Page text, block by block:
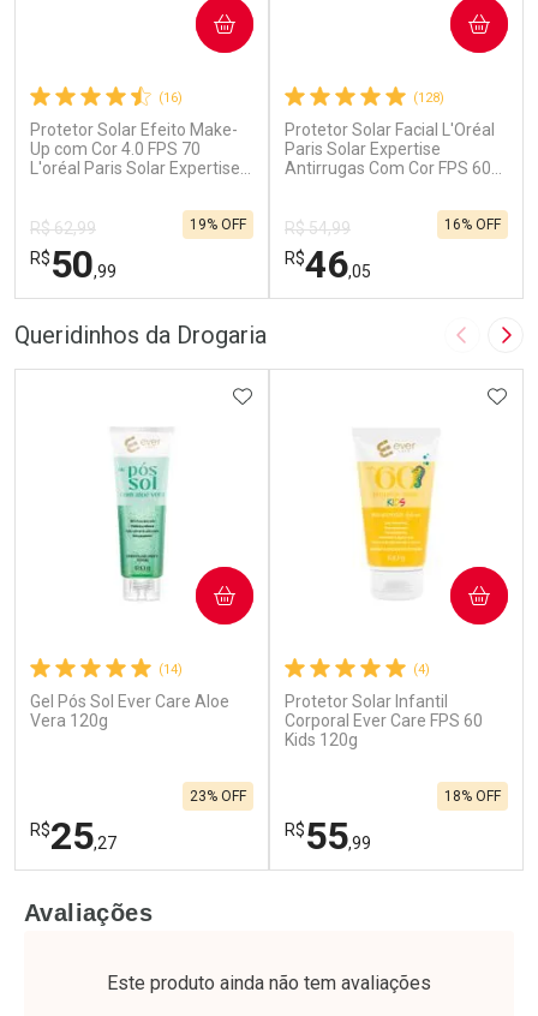
(16)
Protetor Solar Efeito Make-
Up com Cor 4.0 FPS 70
L'oréal Paris Solar Expertise
R$ 62,99
R$50,99
19% OFF
COMPRAR
Ativar Desconto
(128)
Protetor Solar Facial L'Oréal
Paris Solar Expertise
Antirrugas Com Cor FPS 60
R$ 54,99
R$46,05
16% OFF
COMPRAR
Ativar Desconto
Comprar sem Desconto
Queridinhos da Drogaria Imagem
(14)
Gel Pós Sol Ever Care Aloe
Vera 120g
R$25,27
23% OFF
ADICIONAR AOS FAVORITOS
COMPRAR
Laboratório
Por Menos
(4)
Protetor Solar Infantil
Corporal Ever Care FPS 60
Kids 120g
R$55,99
18% OFF
COMPRAR
Laboratório
Por Menos
Avaliações
Este produto ainda não tem avaliações